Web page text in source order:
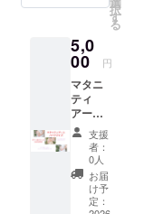
択
す
る
5,0
00 円
マタニ
ティ
アート
(ハーフ
サイズ)
で使え
る、ギ
フト券
チケッ
支援
者：
0人
お届
け予
定：